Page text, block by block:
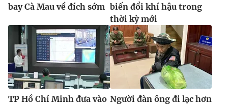
bay Cà Mau về đích sớm biến đổi khí hậu trong
thời kỳ mới
TP Hồ Chí Minh đưa vào Người đàn ông đi lạc hơn